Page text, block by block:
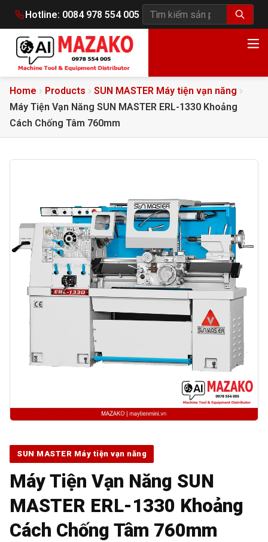
Hotline: 0084 978 554 005
Tìm kiếm sản phẩm
Home Products
SUN MASTER Máy tiện vạn năng
Máy Tiện Vạn Năng SUN MASTER ERL-1330 Khoảng
Cách Chống Tâm 760mm
SUN MASTER Máy tiện vạn năng
Máy Tiện Vạn Năng SUN
MASTER ERL-1330 Khoảng
Cách Chống Tâm 760mm